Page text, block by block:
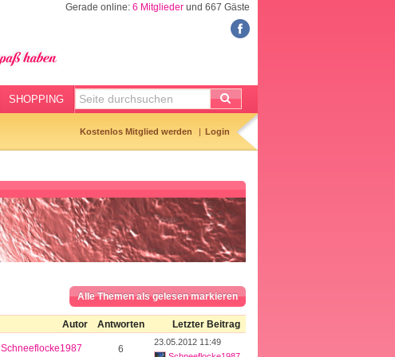
Gerade online: 6 Mitglieder und 667 Gäste
SHOPPING
Kostenlos Mitglied werden Login
Alle Themen als gelesen markieren
Autor Antworten Letzter Beitrag
Schneeflocke1987 6
23.05.2012 11:49